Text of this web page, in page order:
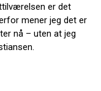
er det
mener jeg det er
nå – uten at jeg